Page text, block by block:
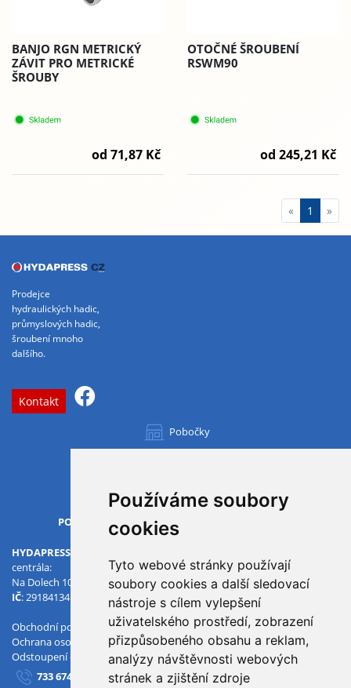
Používáme soubory
cookies
Tyto webové stránky používají
soubory cookies a další sledovací
nástroje s cílem vylepšení
uživatelského prostředí, zobrazení
přizpůsobeného obsahu a reklam,
analýzy návštěvnosti webových
stránek a zjištění zdroje
BANJO RGN METRICKÝ
ZÁVIT PRO METRICKÉ
ŠROUBY
od 71,87 Kč
OTOČNÉ ŠROUBENÍ
RSWM90
od 245,21 Kč
« 1 »
Prodejce
hydraulických hadic,
průmyslových hadic,
šroubení mnoho
dalšího.
Kontakt
Pobočky
OTVÍRACÍ DOBA
PO-PÁ
HYDAPRESS CZ s.r.o.
centrála:
Na Dolech 109 586 01 Jihlava
IČ: 29184134 : CZ29184134
Obchodní podmínky
Ochrana osobních údajů
Odstoupení od smlouvy
733 674 293